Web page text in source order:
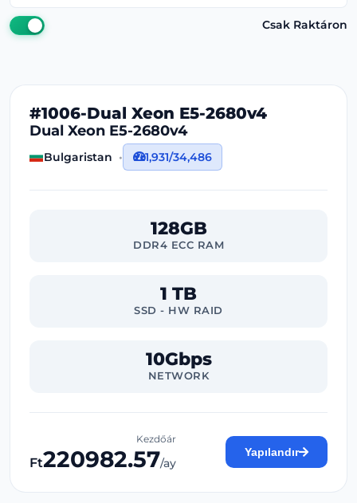
Csak Raktáron
#1006-Dual Xeon E5-2680v4
Dual Xeon E5-2680v4
Bulgaristan 1,931/34,486
128GB
DDR4 ECC RAM
1 TB
SSD - HW RAID
10Gbps
NETWORK
Kezdőár
Ft220982.57/ay
Yapılandır